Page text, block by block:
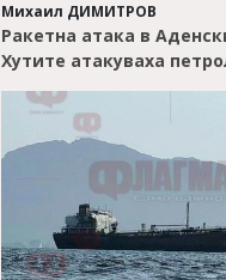
Михаил ДИМИТРОВ
Ракетна атака в
Хутите атакуваха